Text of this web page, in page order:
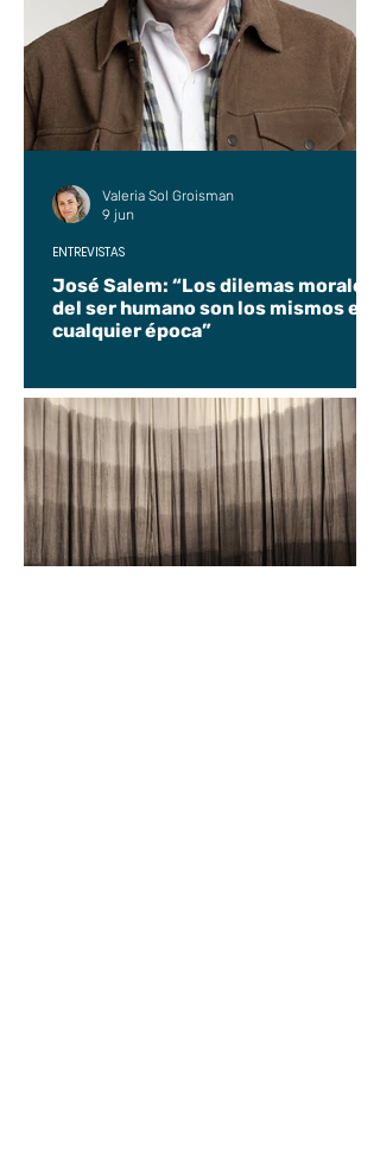
José Salem: “Los dilemas morales
del ser humano son los mismos en
cualquier época”
ENTREVISTAS
Valeria Sol Groisman
9 jun